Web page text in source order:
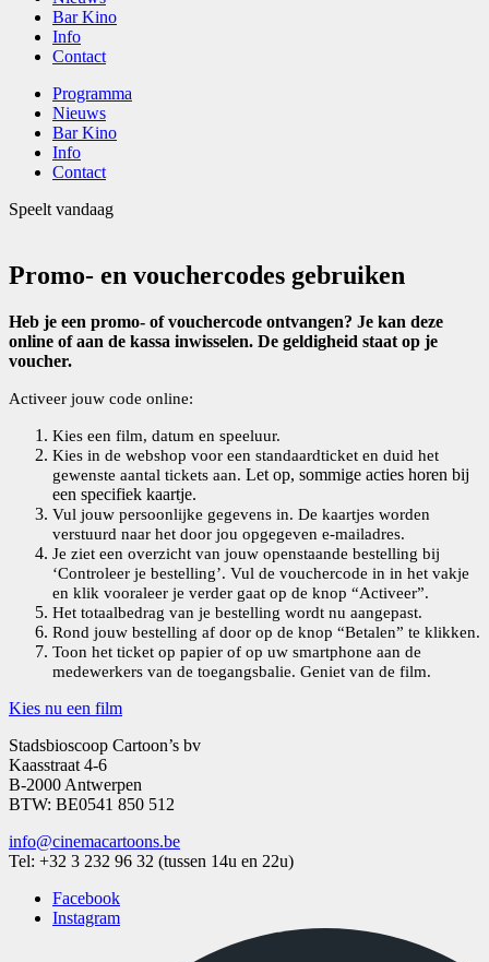
Bar Kino
Info
Contact
Programma
Nieuws
Bar Kino
Info
Contact
Speelt vandaag
Promo- en vouchercodes gebruiken
Heb je een promo- of vouchercode ontvangen? Je kan deze
online of aan de kassa inwisselen. De geldigheid staat op je
voucher.
Activeer jouw code online:
Kies een film, datum en speeluur.
Kies in de webshop voor een standaardticket en duid het
gewenste aantal tickets aan. Let op, sommige acties horen bij
een specifiek kaartje.
Vul jouw persoonlijke gegevens in. De kaartjes worden
verstuurd naar het door jou opgegeven e-mailadres.
Je ziet een overzicht van jouw openstaande bestelling bij
‘Controleer je bestelling’. Vul de vouchercode in in het vakje
en klik vooraleer je verder gaat op de knop “Activeer”.
Het totaalbedrag van je bestelling wordt nu aangepast.
Rond jouw bestelling af door op de knop “Betalen” te klikken.
Toon het ticket op papier of op uw smartphone aan de
medewerkers van de toegangsbalie. Geniet van de film.
Kies nu een film
Stadsbioscoop Cartoon’s bv
Kaasstraat 4-6
B-2000 Antwerpen
BTW: BE0541 850 512
info@cinemacartoons.be
Tel: +32 3 232 96 32 (tussen 14u en 22u)
Facebook
Instagram